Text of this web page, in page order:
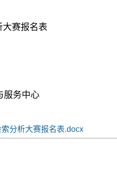
大赛报名表
服务中心
分析大赛报名表.docx